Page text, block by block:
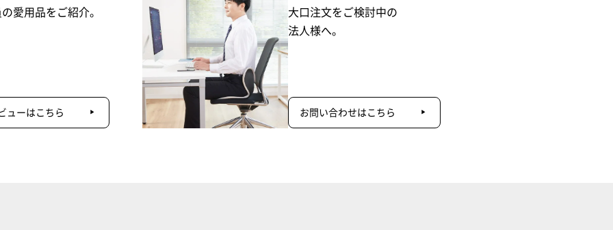
愛用品をご紹介。
ューはこちら
大口注文をご検討中の
法人様へ。
お問い合わせはこちら